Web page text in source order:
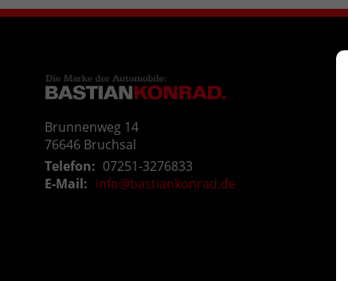
Brunnenweg 14
76646 Bruchsal
Telefon: 07251-3276833
E-Mail: info@bastiankonrad.de